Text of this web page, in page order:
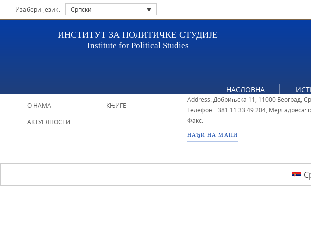
Изабери језик: Српски
ИНСТИТУТ ЗА ПОЛИТИЧКЕ СТУДИЈЕ
Institute for Political Studies
НАСЛОВНА
О НАМА
АКТУЕЛНОСТИ
КЊИГЕ
ИПС - Институт за политичке студије
Address: Добрињска 11, 11000 Београд,
Телефон +381 11 33 49 204, Мејл адреса:
Факс:
НАЂИ НА МАПИ